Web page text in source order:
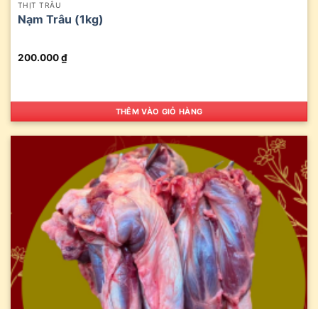
THỊT TRÂU
Nạm Trâu (1kg)
200.000₫
THÊM VÀO GIỎ HÀNG